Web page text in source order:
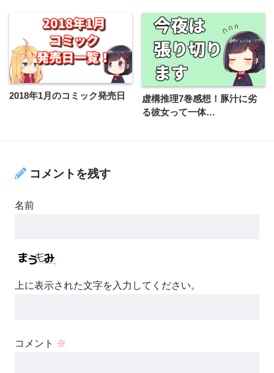
2018年1月のコミック発売日
虚構推理7巻感想！豚汁に劣
る彼女って一体…
コメントを残す
名前
上に表示された文字を入力してください。
コメント ※